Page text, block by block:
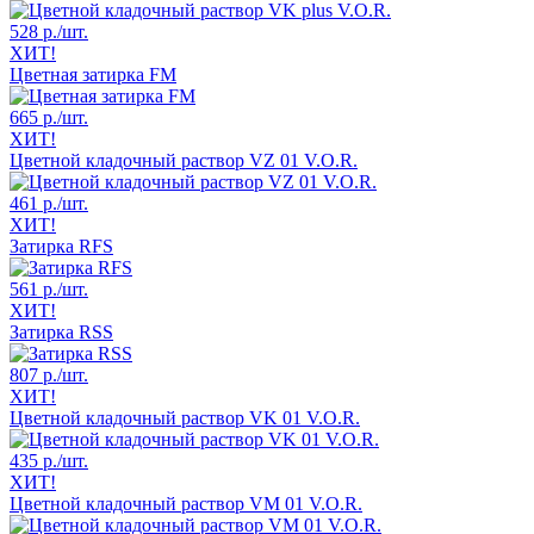
528 р./шт.
ХИТ!
Цветная затирка FM
665 р./шт.
ХИТ!
Цветной кладочный раствор VZ 01 V.O.R.
461 р./шт.
ХИТ!
Затирка RFS
561 р./шт.
ХИТ!
Затирка RSS
807 р./шт.
ХИТ!
Цветной кладочный раствор VK 01 V.O.R.
435 р./шт.
ХИТ!
Цветной кладочный раствор VM 01 V.O.R.